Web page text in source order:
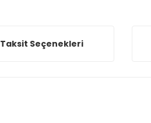
Taksit Seçenekleri